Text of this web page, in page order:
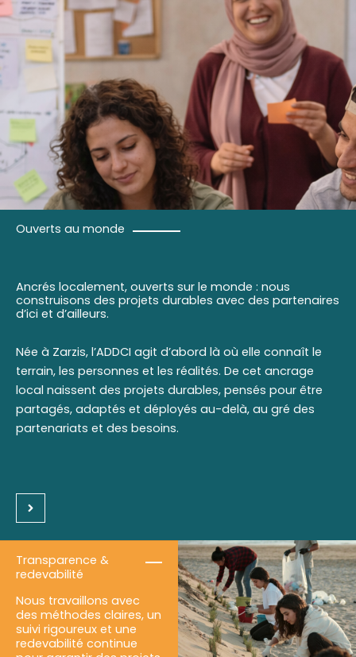
Ouverts au monde
Ancrés localement, ouverts sur le monde : nous
construisons des projets durables avec des partenaires
d’ici et d’ailleurs.
Née à Zarzis, l’ADDCI agit d’abord là où elle connaît le
terrain, les personnes et les réalités. De cet ancrage
local naissent des projets durables, pensés pour être
partagés, adaptés et déployés au-delà, au gré des
partenariats et des besoins.
Transparence &
redevabilité
Nous travaillons avec
des méthodes claires, un
suivi rigoureux et une
redevabilité continue